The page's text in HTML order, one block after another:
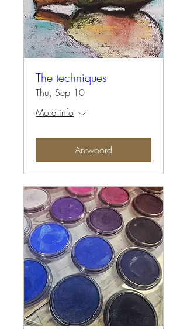
The techniques
Thu, Sep 10
More info
Antwoord